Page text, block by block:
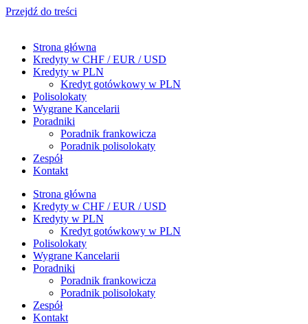
Przejdź do treści
Strona główna
Kredyty w CHF / EUR / USD
Kredyty w PLN
Kredyt gotówkowy w PLN
Polisolokaty
Wygrane Kancelarii
Poradniki
Poradnik frankowicza
Poradnik polisolokaty
Zespół
Kontakt
Strona główna
Kredyty w CHF / EUR / USD
Kredyty w PLN
Kredyt gotówkowy w PLN
Polisolokaty
Wygrane Kancelarii
Poradniki
Poradnik frankowicza
Poradnik polisolokaty
Zespół
Kontakt